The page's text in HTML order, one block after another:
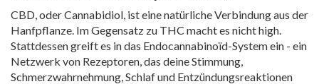
CBD, oder Cannabidiol, ist eine natürliche Verbindung aus der
Hanfpflanze. Im Gegensatz zu THC macht es nicht high.
Stattdessen greift es in das Endocannabinoïd-System ein - ein
Netzwerk von Rezeptoren, das deine Stimmung,
Schmerzwahrnehmung, Schlaf und Entzündungsreaktionen